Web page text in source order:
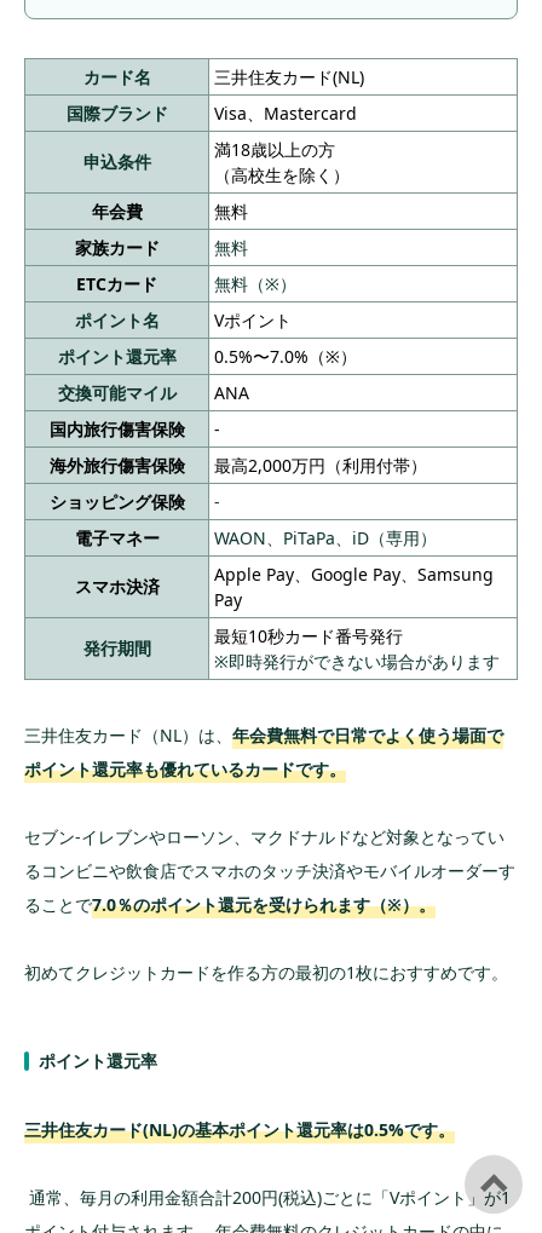
分は、タッチ決済分のポイント還元の対象となりませんので、ご
了承ください。上記、タッチ決済とならない金額の上限は、ご利
用される店舗によって異なる場合がございます。 （※）スマホの
タッチ決済対象店舗とモバイルオーダーの対象店舗は異なりま
す。詳しくはサービス詳細ページをご確認ください。 （※）通常
のポイント分を含んだ還元率です。 （※）ポイント還元率は利用
金額に対する獲得ポイントを示したもので、ポイントの交換方法
によっては、1ポイント1円相当にならない場合があります。
（※）Google Pay™ 、Samsung Payで、Mastercard®タッチ決済
はご利用いただけません。ポイント還元は受けられませんので、
ご注意ください。 （※）ETC年会費：入会翌年度以降、前年度に
一度もETC利用のご請求がない場合は、ETCカード年会費550円
（税込）
カード名
三井住友カード(NL)
国際ブランド
Visa、Mastercard
申込条件
満18歳以上の方
（高校生を除く）
年会費
無料
家族カード
無料
ETCカード
無料（※）
ポイント名
Vポイント
ポイント還元率
0.5%〜7.0%（※）
交換可能マイル
ANA
国内旅行傷害保険
-
海外旅行傷害保険
最高2,000万円（利用付帯）
ショッピング保険
-
電子マネー
WAON、PiTaPa、iD（専用）
スマホ決済
Apple Pay、Google Pay、Samsung
Pay
発行期間
最短10秒カード番号発行
※即時発行ができない場合があります
三井住友カード（NL）は、 年会費無料で日常でよく使う場面で
ポイント還元率も優れているカードです。
セブン-イレブンやローソン、マクドナルドなど対象となってい
るコンビニや飲食店でスマホのタッチ決済やモバイルオーダーす
ることで7.0％のポイント還元を受けられます（※）。
初めてクレジットカードを作る方の最初の1枚におすすめです。
ポイント還元率
三井住友カード(NL)の基本ポイント還元率は0.5%です。
通常、毎月の利用金額合計200円(税込)ごとに「Vポイント」が1